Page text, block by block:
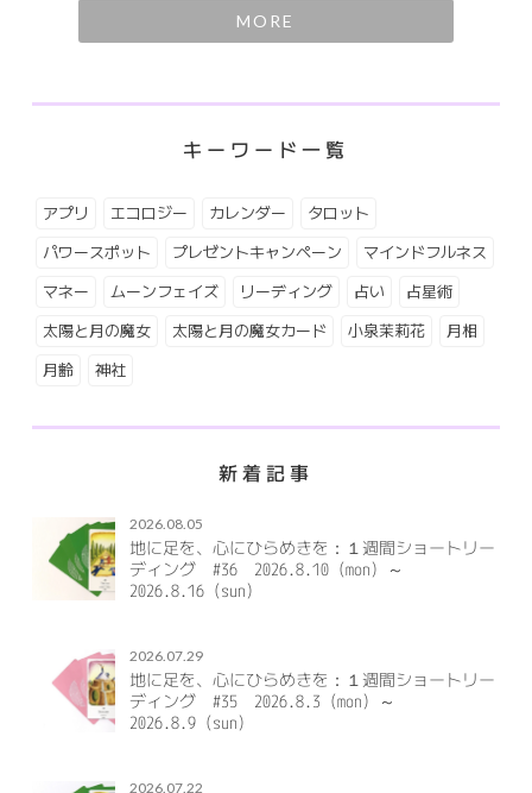
MORE
キーワード一覧
アプリ エコロジー カレンダー タロット
パワースポット プレゼントキャンペーン マインドフルネス
マネー ムーンフェイズ リーディング 占い 占星術
太陽と月の魔女 太陽と月の魔女カード 小泉茉莉花 月相
月齢 神社
新着記事
2026.08.05
地に足を、心にひらめきを：１週間ショートリー
ディング #36 2026.8.10（mon）～
2026.8.16（sun）
2026.07.29
地に足を、心にひらめきを：１週間ショートリー
ディング #35 2026.8.3（mon）～
2026.8.9（sun）
2026.07.22